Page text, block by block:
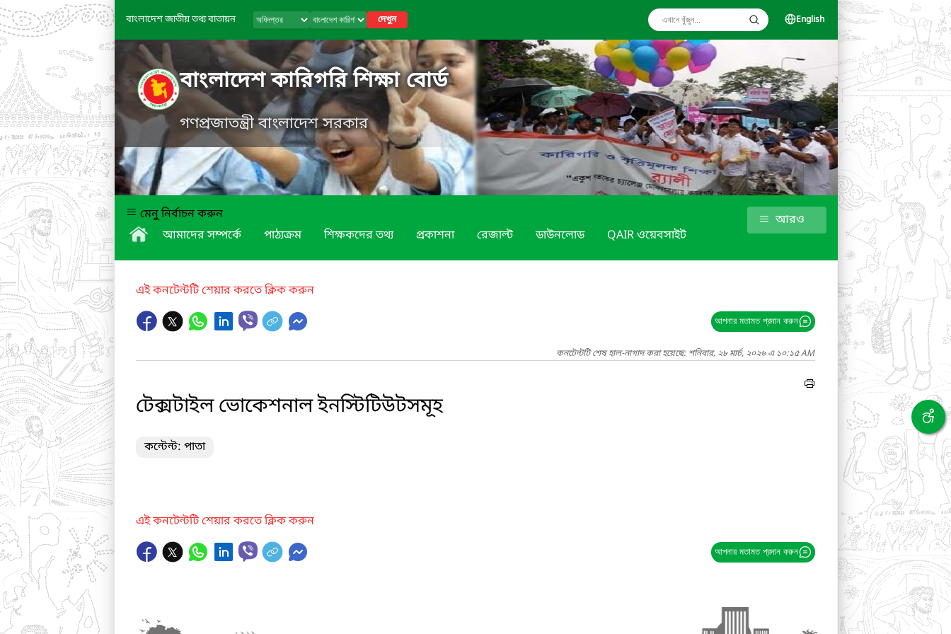
বাংলাদেশ জাতীয় তথ্য বাতায়ন দেখুন English
বাংলাদেশ কারিগরি শিক্ষা বোর্ড
গণপ্রজাতন্ত্রী বাংলাদেশ সরকার
মেনু নির্বাচন করুন
আমাদের সম্পর্কে
পাঠ্যক্রম শিক্ষকদের তথ্য প্রকাশনা রেজাল্ট ডাউনলোড QAIR ওয়েবসাইট
আরও
এই কনটেন্টটি শেয়ার করতে ক্লিক করুন
আপনার মতামত প্রদান করুন
কনটেন্টটি শেষ হাল-নাগাদ করা হয়েছে: শনিবার, ২৮ মার্চ, ২০২৬ এ ১০:১৫ AM
টেক্সটাইল ভোকেশনাল ইনস্টিটিউটসমূহ
কন্টেন্ট: পাতা
এই কনটেন্টটি শেয়ার করতে ক্লিক করুন
আপনার মতামত প্রদান করুন